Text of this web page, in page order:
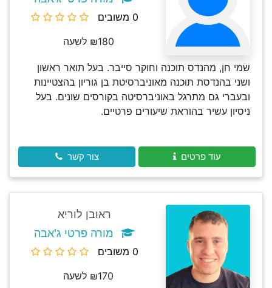
0 משובים
₪180 לשעה
שמי חן, מהנדס תוכנה וחוקר סייבר. בעל תואר ראשון
ושני בהנדסת תוכנה מאוניברסיטת בן גוריון בהצטיינות
ובעברי גם מתרגל באוניברסיטה בקורסים שונים. בעל
ניסיון עשיר בהוראת שיעורים פרטיים.
עוד פרטים צור קשר
ראובן לוריא
מורה פרטי ג'אבה
0 משובים
₪170 לשעה